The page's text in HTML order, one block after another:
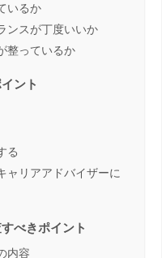
いるか
ンスが丁度いいか
整っているか
ント
る
ャリアアドバイザーに
べきポイント
内容